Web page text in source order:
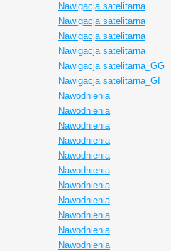
Nawigacja satelitarna
Nawigacja satelitarna
Nawigacja satelitarna
Nawigacja satelitarna
Nawigacja satelitarna_GG
Nawigacja satelitarna_GI
Nawodnienia
Nawodnienia
Nawodnienia
Nawodnienia
Nawodnienia
Nawodnienia
Nawodnienia
Nawodnienia
Nawodnienia
Nawodnienia
Nawodnienia